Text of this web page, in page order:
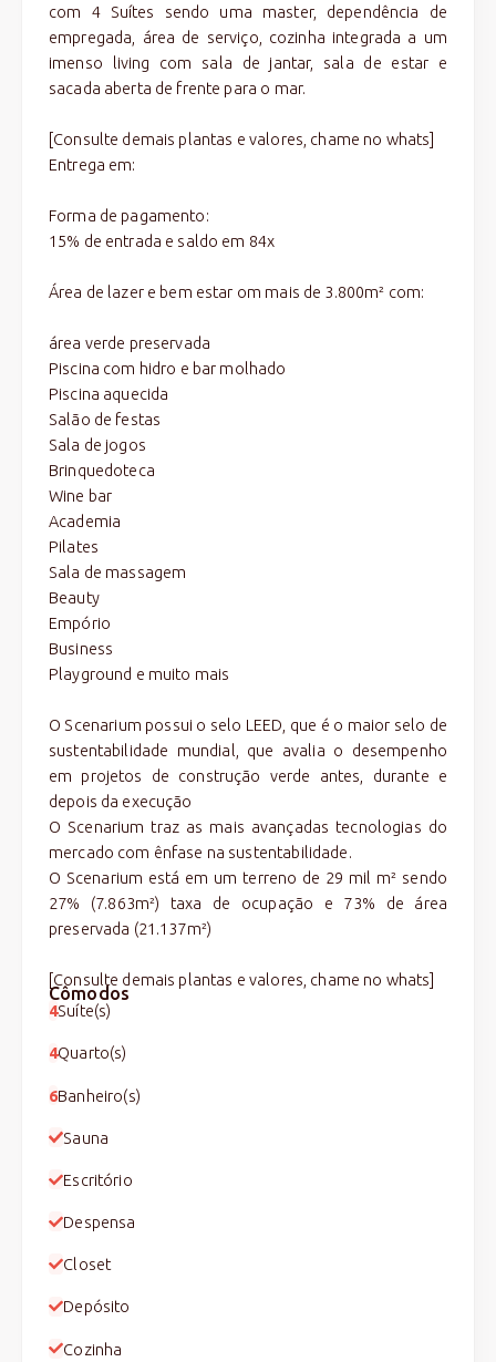
com 4 Suítes sendo uma master, dependência de
empregada, área de serviço, cozinha integrada a um
imenso living com sala de jantar, sala de estar e
sacada aberta de frente para o mar.
[Consulte demais plantas e valores, chame no whats]
Entrega em:
Forma de pagamento:
15% de entrada e saldo em 84x
Área de lazer e bem estar om mais de 3.800m² com:
área verde preservada
Piscina com hidro e bar molhado
Piscina aquecida
Salão de festas
Sala de jogos
Brinquedoteca
Wine bar
Academia
Pilates
Sala de massagem
Beauty
Empório
Business
Playground e muito mais
O Scenarium possui o selo LEED, que é o maior selo de
sustentabilidade mundial, que avalia o desempenho
em projetos de construção verde antes, durante e
depois da execução
O Scenarium traz as mais avançadas tecnologias do
mercado com ênfase na sustentabilidade.
O Scenarium está em um terreno de 29 mil m² sendo
27% (7.863m²) taxa de ocupação e 73% de área
preservada (21.137m²)
[Consulte demais plantas e valores, chame no whats]
Cômodos
4Suíte(s)
4Quarto(s)
6Banheiro(s)
Sauna
Escritório
Despensa
Closet
Depósito
Cozinha